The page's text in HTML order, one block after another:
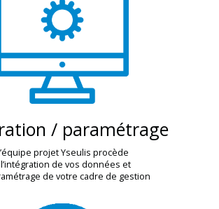
/ paramétrage
projet Yseulis procède
l’intégration de vos données et
de votre cadre de gestion